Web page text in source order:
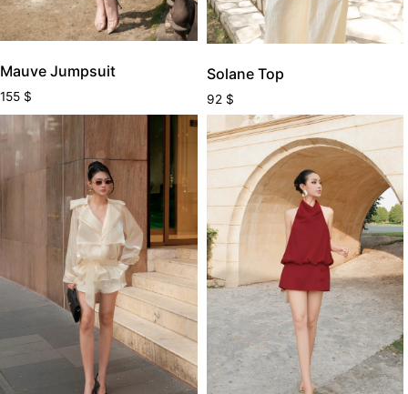
Mauve Jumpsuit
155 $
Solane Top
92 $